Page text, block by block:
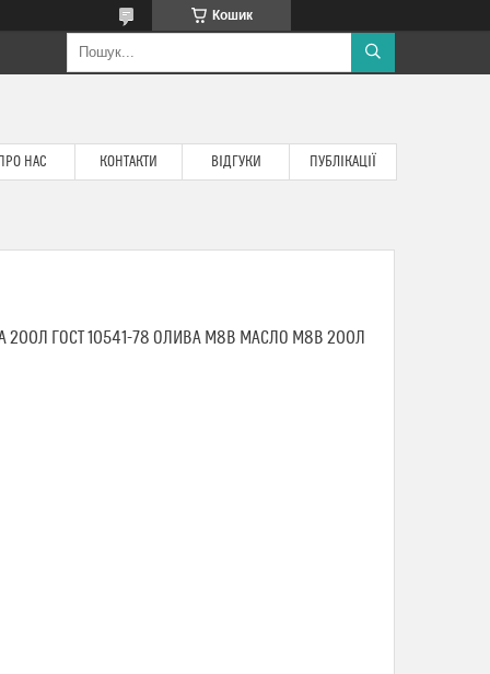
Кошик
ПРО НАС КОНТАКТИ ВІДГУКИ ПУБЛІКАЦІЇ
ГОСТ 10541-78 ОЛИВА М8В МАСЛО М8В 200Л